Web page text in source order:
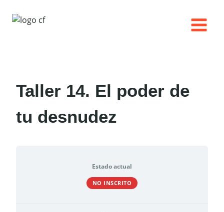
Taller 14. El poder de
tu desnudez
Estado actual
NO INSCRITO